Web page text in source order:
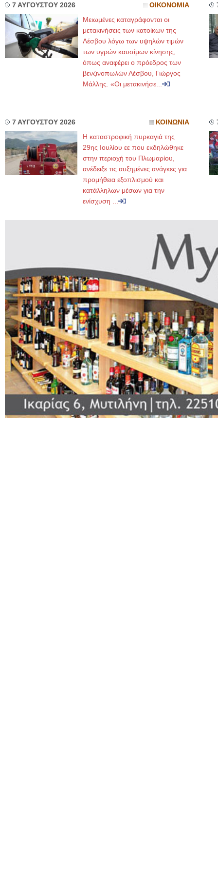
7 ΑΥΓΟΥΣΤΟΥ 2026 ΟΙΚΟΝΟΜΙΑ
Μειωμένες καταγράφονται οι
μετακινήσεις των κατοίκων της
Λέσβου λόγω των υψηλών τιμών
των υγρών καυσίμων κίνησης,
όπως αναφέρει ο πρόεδρος των
βενζινοπωλών Λέσβου, Γιώργος
Μάλλης. «Οι μετακινήσε...
7 ΑΥΓΟΥΣΤΟΥ 2026 ΚΟΙΝΩΝΙΑ
Η καταστροφική πυρκαγιά της
29ης Ιουλίου εε που εκδηλώθηκε
στην περιοχή του Πλωμαρίου,
ανέδειξε τις αυξημένες ανάγκες για
προμήθεια εξοπλισμού και
κατάλληλων μέσων για την
ενίσχυση ...